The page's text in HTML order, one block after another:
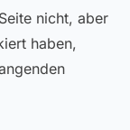
nicht, aber
haben,